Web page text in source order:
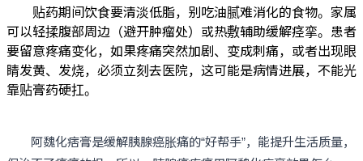
贴药期间饮食要清淡低脂，别吃油腻难消化的食物。家属
可以轻揉腹部周边（避开肿瘤处）或热敷辅助缓解痉挛。患者
要留意疼痛变化，如果疼痛突然加剧、变成刺痛，或者出现眼
睛发黄、发烧，必须立刻去医院，这可能是病情进展，不能光
靠贴膏药硬扛。
阿魏化痞膏是缓解胰腺癌胀痛的“好帮手”，能提升生活质量，